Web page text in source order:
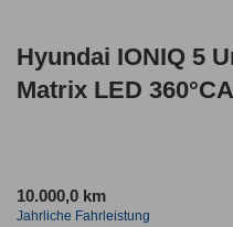
Hyundai IONIQ 5
Matrix LED
10.000,0 km
Jahrliche Fahrleistung